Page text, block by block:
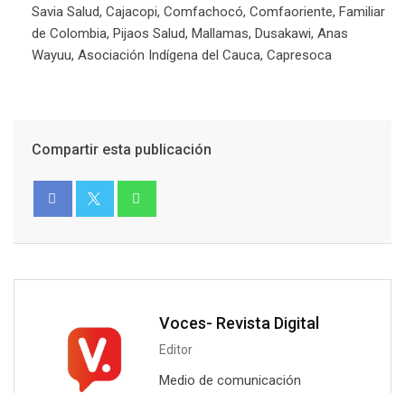
Savia Salud, Cajacopi, Comfachocó, Comfaoriente, Familiar
de Colombia, Pijaos Salud, Mallamas, Dusakawi, Anas
Wayuu, Asociación Indígena del Cauca, Capresoca
Compartir esta publicación
Voces- Revista Digital
Editor
Medio de comunicación